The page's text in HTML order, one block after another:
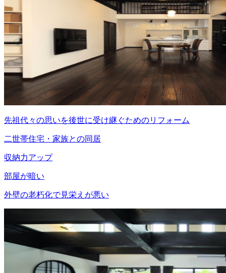
先祖代々の思いを後世に受け継ぐためのリフォーム
二世帯住宅・家族との同居
収納力アップ
部屋が暗い
外壁の老朽化で見栄えが悪い